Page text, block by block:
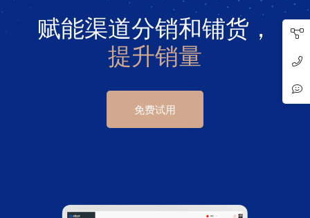
赋能渠道分销和铺货，
提升销量
免费试用